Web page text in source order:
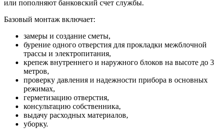
или пополняют банковский счет службы.
Базовый монтаж включает:
замеры и создание сметы,
бурение одного отверстия для прокладки межблочной
трассы и электропитания,
крепеж внутреннего и наружного блоков на высоте до 3
метров,
проверку давления и надежности прибора в основных
режимах,
герметизацию отверстия,
консультацию собственника,
выдачу расходных материалов,
уборку.